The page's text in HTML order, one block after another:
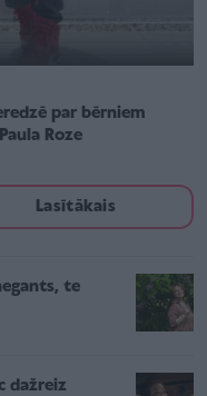
par bērniem
Roze
Lasītākais
te
dažreiz